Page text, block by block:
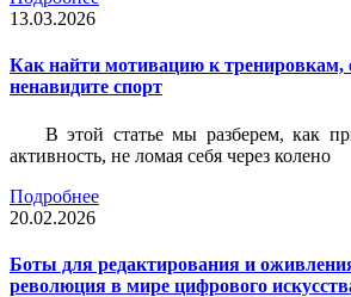
13.03.2026
Как найти мотивацию к тренировкам,
ненавидите спорт
В этой статье мы разберем, как
активность, не ломая себя через колено
Подробнее
20.02.2026
Боты для редактирования и
революция в мире цифрового